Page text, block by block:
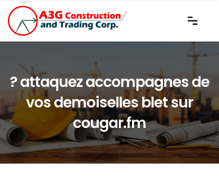
? attaquez accompagnes de
vos demoiselles blet sur
cougar.fm